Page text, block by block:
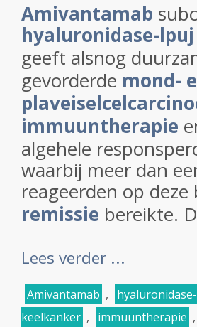
Amivantamab
hyaluronidase-lpuj
geeft alsnog
gevorderde mond-
immuuntherapie
algehele
waarbij meer dan
reageerden op
remissie bereikte.
Lees verder ...
Amivantamab ,
keelkanker , immuuntherapie ,